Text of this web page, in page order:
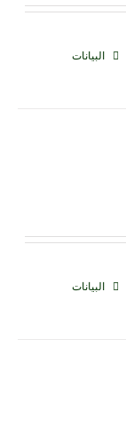
البيانات
البيانات